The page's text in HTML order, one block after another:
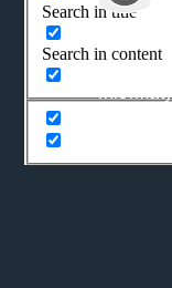
Search in title
Search in content